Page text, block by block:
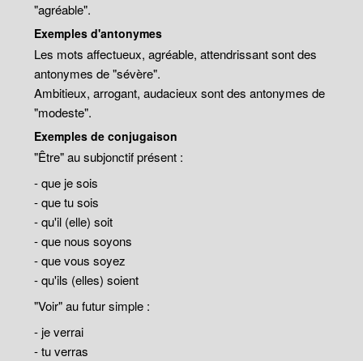
"agréable".
Exemples d'antonymes
Les mots affectueux, agréable, attendrissant sont des
antonymes de "sévère".
Ambitieux, arrogant, audacieux sont des antonymes de
"modeste".
Exemples de conjugaison
"Être" au subjonctif présent :
- que je sois
- que tu sois
- qu'il (elle) soit
- que nous soyons
- que vous soyez
- qu'ils (elles) soient
"Voir" au futur simple :
- je verrai
- tu verras